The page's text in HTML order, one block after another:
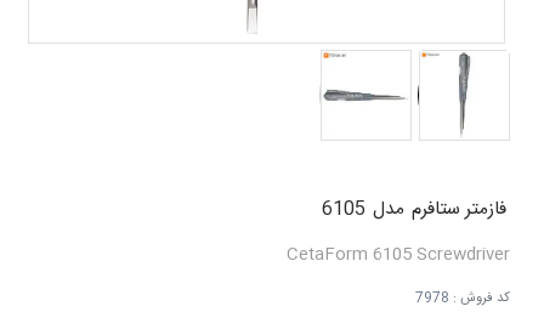
فازمتر ستافرم مدل 6105
CetaForm 6105 Screwdriver
کد فروش :